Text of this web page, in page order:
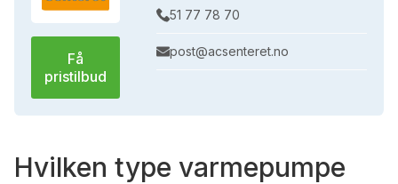
Få
pristilbud
51 77 78 70
post@acsenteret.no
Hvilken type varmepumpe